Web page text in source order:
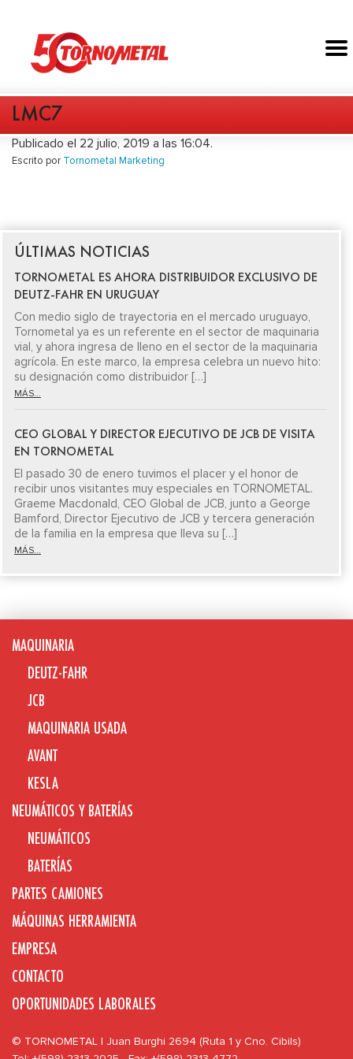
LMC7
Publicado el 22 julio, 2019 a las 16:04.
Escrito por Tornometal Marketing
ÚLTIMAS NOTICIAS
TORNOMETAL ES AHORA DISTRIBUIDOR EXCLUSIVO DE
DEUTZ-FAHR EN URUGUAY
Con medio siglo de trayectoria en el mercado uruguayo,
Tornometal ya es un referente en el sector de maquinaria
vial, y ahora ingresa de lleno en el sector de la maquinaria
agrícola. En este marco, la empresa celebra un nuevo hito:
su designación como distribuidor […]
MÁS...
CEO GLOBAL Y DIRECTOR EJECUTIVO DE JCB DE VISITA
EN TORNOMETAL
El pasado 30 de enero tuvimos el placer y el honor de
recibir unos visitantes muy especiales en TORNOMETAL.
Graeme Macdonald, CEO Global de JCB, junto a George
Bamford, Director Ejecutivo de JCB y tercera generación
de la familia en la empresa que lleva su […]
MÁS...
MAQUINARIA
DEUTZ-FAHR
JCB
MAQUINARIA USADA
AVANT
KESLA
NEUMÁTICOS Y BATERÍAS
NEUMÁTICOS
BATERÍAS
PARTES CAMIONES
MÁQUINAS HERRAMIENTA
EMPRESA
CONTACTO
OPORTUNIDADES LABORALES
© TORNOMETAL | Juan Burghi 2694 (Ruta 1 y Cno. Cibils)